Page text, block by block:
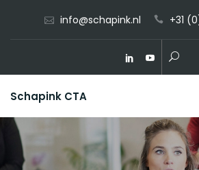
info@schapink.nl +31
Schapink CTA